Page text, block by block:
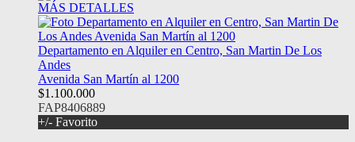
MÁS DETALLES
Departamento en Alquiler en Centro, San Martin De Los
Andes
Avenida San Martín al 1200
$1.100.000
FAP8406889
+/- Favorito